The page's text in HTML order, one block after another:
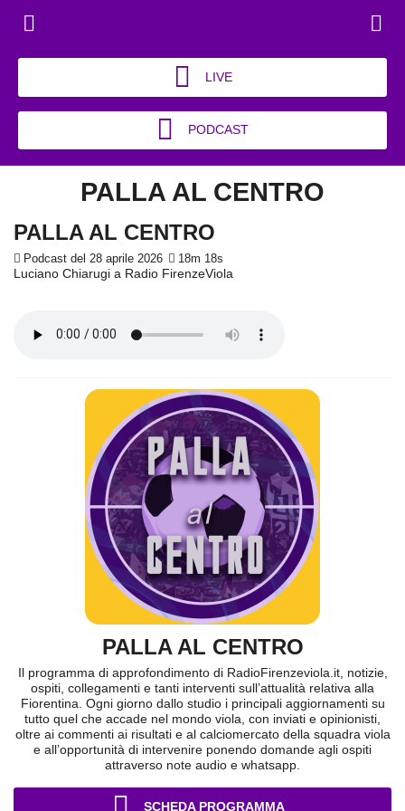
LIVE
PODCAST
PALLA AL CENTRO
PALLA AL CENTRO
Podcast del 28 aprile 2026 18m 18s
Luciano Chiarugi a Radio FirenzeViola
PALLA AL CENTRO
Il programma di approfondimento di RadioFirenzeviola.it, notizie,
ospiti, collegamenti e tanti interventi sull’attualità relativa alla
Fiorentina. Ogni giorno dallo studio i principali aggiornamenti su
tutto quel che accade nel mondo viola, con inviati e opinionisti,
oltre ai commenti ai risultati e al calciomercato della squadra viola
e all’opportunità di intervenire ponendo domande agli ospiti
attraverso note audio e whatsapp.
SCHEDA PROGRAMMA